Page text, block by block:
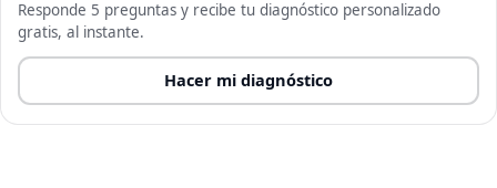
Responde 5 preguntas y recibe tu diagnóstico personalizado
gratis, al instante.
Hacer mi diagnóstico